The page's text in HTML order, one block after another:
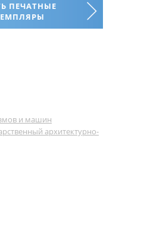
ПЕЧАТНЫЕ
и машин
архитектурно-